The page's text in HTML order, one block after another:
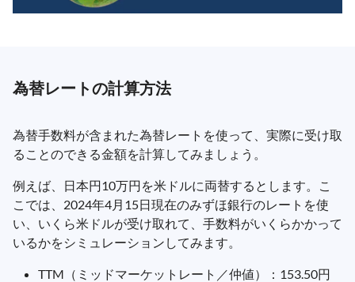
為替レートの計算方法
為替手数料が含まれた為替レートを使って、実際に受け取
ることのできる金額を計算してみましょう。
例えば、日本円10万円を米ドルに両替するとします。こ
こでは、2024年4月15日現在のみずほ銀行のレートを使
い、いくら米ドルが受け取れて、手数料がいくらかかって
いるかをシミュレーションしてみます。
TTM（ミッドマーケットレート／仲値）：153.50円